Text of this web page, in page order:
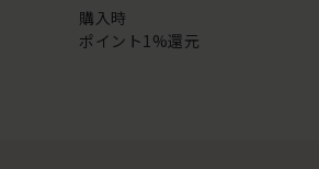
購入時
ポイント1%還元